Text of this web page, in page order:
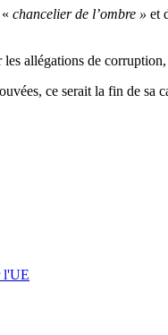
chancelier de l’ombre » et
allégations de
ce serait la fin de sa
l'UE